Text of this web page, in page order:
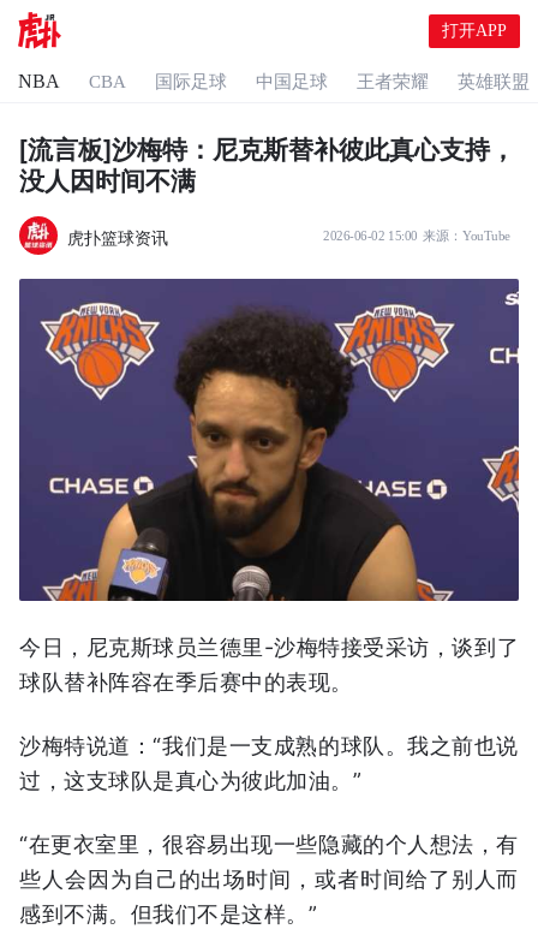
打开APP
NBA CBA 国际足球 中国足球 王者荣耀 英雄联盟
[流言板]沙梅特：尼克斯替补彼此真心支持，
没人因时间不满
虎扑篮球资讯 2026-06-02 15:00 来源： YouTube
今日，尼克斯球员兰德里-沙梅特接受采访，谈到了
球队替补阵容在季后赛中的表现。
沙梅特说道：“我们是一支成熟的球队。我之前也说
过，这支球队是真心为彼此加油。”
“在更衣室里，很容易出现一些隐藏的个人想法，有
些人会因为自己的出场时间，或者时间给了别人而
感到不满。但我们不是这样。”